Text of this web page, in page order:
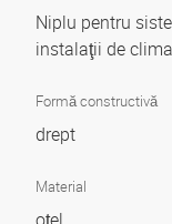
Niplu pentru
instalaţii de
Formă constructivă
drept
Material